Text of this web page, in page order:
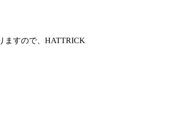
ますので、HATTRICK